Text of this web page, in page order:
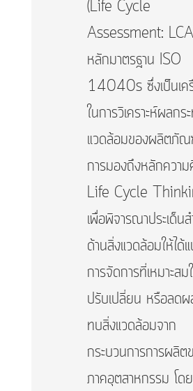
(Life Cycle
Assessment:
หลักมาตรฐาน ISO
14040s ซึ่งเป็นเค
ในการวิเคราะห์ผลกร
แวดล้อมของผลิตภั
การมองถึงหลักควา
Life Cycle
เพื่อพิจารณาประเด็น
ด้านสิ่งแวดล้อมให้ได้
การจัดการที่เหมาะสม
ปรับเปลี่ยน หรือลดผ
ทบสิ่งแวดล้อมจาก
กระบวนการการผลิต
ภาคอุตสาหกรรม โด